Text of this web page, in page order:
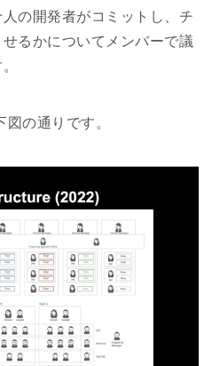
の開発者がコミットし、チ
るかについてメンバーで議
の通りです。